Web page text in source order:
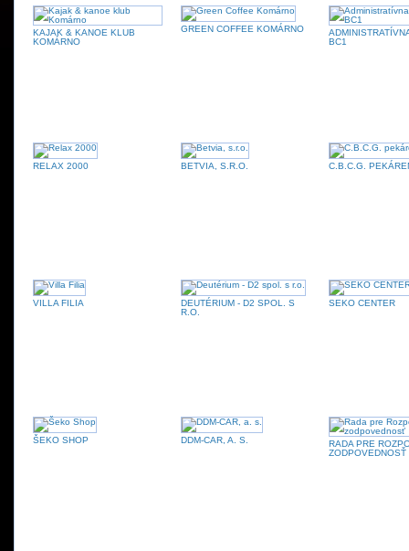
KAJAK & KANOE KLUB
KOMÁRNO
GREEN COFFEE KOMÁRNO
BC1
RELAX 2000 BETVIA, S.R.O. C.B.C.G.
VILLA FILIA
DEUTÉRIUM - D2 SPOL. S
R.O.
SEKO CENTER
ŠEKO SHOP DDM-CAR, A. S.
RADA PRE
ZODPOVEDNOSŤ